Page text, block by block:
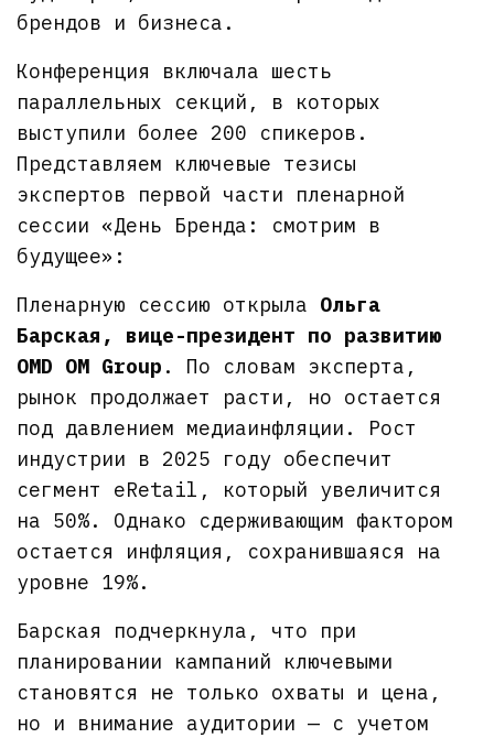
брендов и бизнеса.
Конференция включала шесть
параллельных секций, в которых
выступили более 200 спикеров.
Представляем ключевые тезисы
экспертов первой части пленарной
сессии «День Бренда: смотрим в
будущее»:
Пленарную сессию открыла Ольга
Барская, вице-президент по развитию
OMD OM Group . По словам эксперта,
рынок продолжает расти, но остается
под давлением медиаинфляции. Рост
индустрии в 2025 году обеспечит
сегмент eRetail, который увеличится
на 50%. Однако сдерживающим фактором
остается инфляция, сохранившаяся на
уровне 19%.
Барская подчеркнула, что при
планировании кампаний ключевыми
становятся не только охваты и цена,
но и внимание аудитории — с учетом